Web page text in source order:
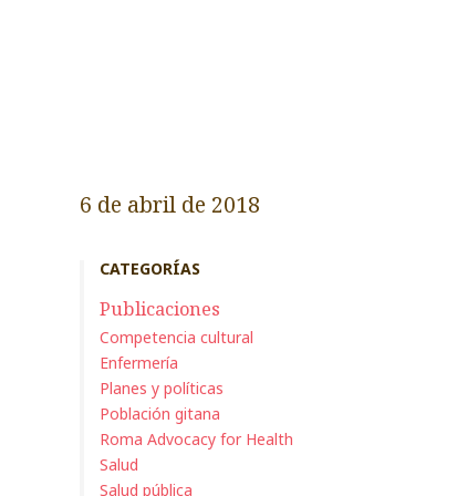
6 de abril de 2018
CATEGORÍAS
Publicaciones
Competencia cultural
Enfermería
Planes y políticas
Población gitana
Roma Advocacy for Health
Salud
Salud pública